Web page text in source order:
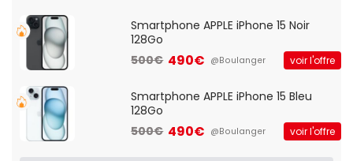
Smartphone APPLE iPhone 15 Noir
128Go
500€ 490€ @Boulanger voir l'offre
Smartphone APPLE iPhone 15 Bleu
128Go
500€ 490€ @Boulanger voir l'offre